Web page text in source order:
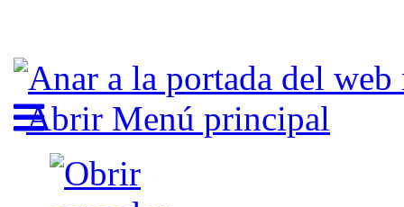
Abrir Menú principal